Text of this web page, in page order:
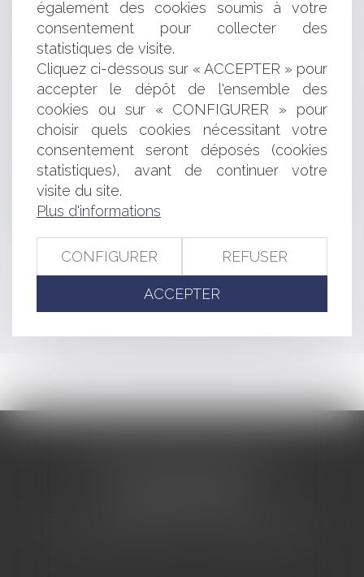
Importance du rapport de présentation lors de
l'élaboration / révision d'un PLU
Un contrat de mobilier urbain peut-il être passé sans
publicité ni mise en concurrence préalable?
Carte judiciaire : réimplantation de 3 TGI
Durée de validité du certificat d'examen du permis de
conduire portée à 4 mois
Interdiction de la vente de cigarette électronique aux
mineurs
Réglementation de l'éclairage nocturne et rôle du
maire
Quelles obligations du Maire en matière de
signalisation sur les pistes de ski?
< ... 350 351 352 353 354 355 356 ...
>>
également des cookies soumis à votre
consentement pour collecter des
statistiques de visite.
Cliquez ci-dessous sur « ACCEPTER » pour
accepter le dépôt de l'ensemble des
cookies ou sur « CONFIGURER » pour
choisir quels cookies nécessitant votre
consentement seront déposés (cookies
statistiques), avant de continuer votre
visite du site.
Plus d'informations
CONFIGURER REFUSER
ACCEPTER